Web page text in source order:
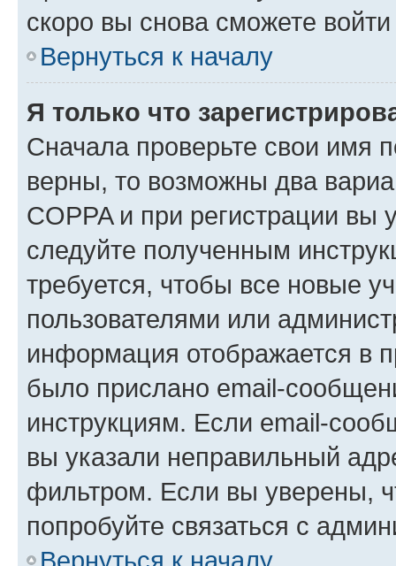
скоро вы снова сможете
Вернуться к началу
Я только что
Сначала проверьте свои имя
верны, то возможны два
COPPA и при регистрации вы
следуйте полученным
требуется, чтобы все новые
пользователями или
информация отображается в
было прислано email-
инструкциям. Если email-
вы указали неправильный
фильтром. Если вы уверены,
попробуйте связаться с
Вернуться к началу